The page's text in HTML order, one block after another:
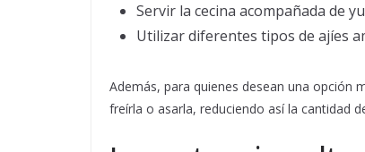
Servir la cecina acompañada de
Utilizar diferentes tipos de ajíes
Además, para quienes desean una opción
freírla o asarla, reduciendo así la cantidad